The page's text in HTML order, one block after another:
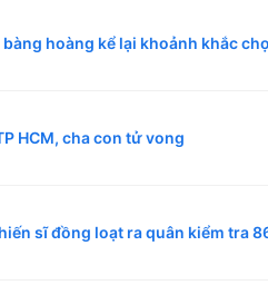
hoàng kể lại khoảnh khắc
HCM, cha con tử vong
sĩ đồng loạt ra quân kiểm tra